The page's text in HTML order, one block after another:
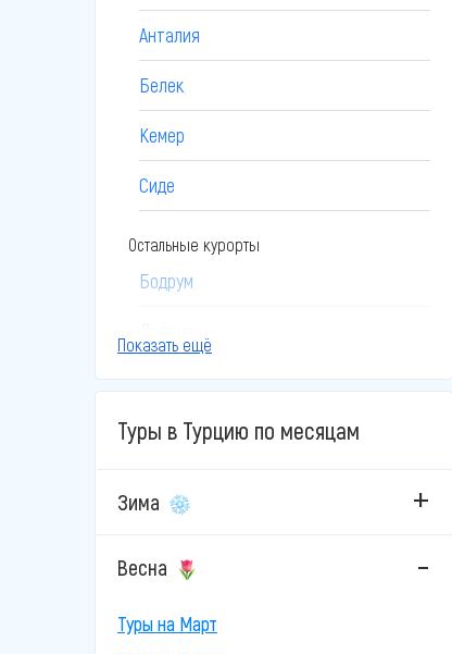
Анталия
Белек
Кемер
Сиде
Остальные курорты
Бодрум
Дидим
Измир
Каппадокия
Кушадасы
Мармарис
Показать ещё
Туры в Турцию по месяцам
Зима
Весна
Туры на Март